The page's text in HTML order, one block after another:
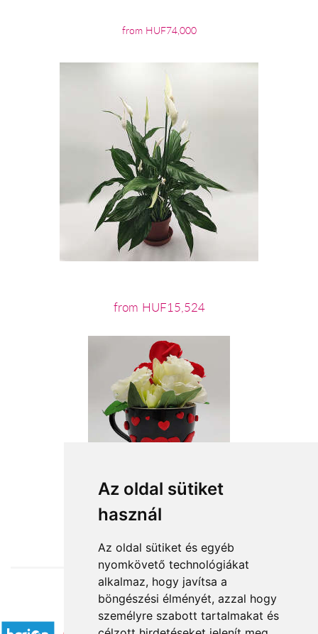
Az oldal sütiket
használ
Az oldal sütiket és egyéb
nyomkövető technológiákat
alkalmaz, hogy javítsa a
böngészési élményét, azzal hogy
személyre szabott tartalmakat és
from HUF74,000
from HUF15,524
from HUF11,360
Accepted payment methods